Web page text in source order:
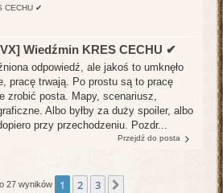
CECHU ✔
Wiedźmin KRES CECHU ✔
odpowiedź, ale jakoś to umknęło
pracę trwają. Po prostu są to pracę
zrobić posta. Mapy, scenariusz,
Albo byłby za duży spoiler, albo
przy przechodzeniu. Pozdr...
Przejdź do posta
27 wyników 1 2 3